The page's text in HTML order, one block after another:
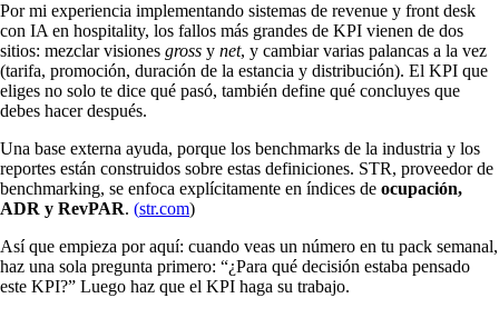
Por mi experiencia implementando sistemas de revenue y front desk
con IA en hospitality, los fallos más grandes de KPI vienen de dos
sitios: mezclar visiones gross y net, y cambiar varias palancas a la vez
(tarifa, promoción, duración de la estancia y distribución). El KPI que
eliges no solo te dice qué pasó, también define qué concluyes que
debes hacer después.
Una base externa ayuda, porque los benchmarks de la industria y los
reportes están construidos sobre estas definiciones. STR, proveedor de
benchmarking, se enfoca explícitamente en índices de ocupación,
ADR y RevPAR. (str.com)
Así que empieza por aquí: cuando veas un número en tu pack semanal,
haz una sola pregunta primero: “¿Para qué decisión estaba pensado
este KPI?” Luego haz que el KPI haga su trabajo.